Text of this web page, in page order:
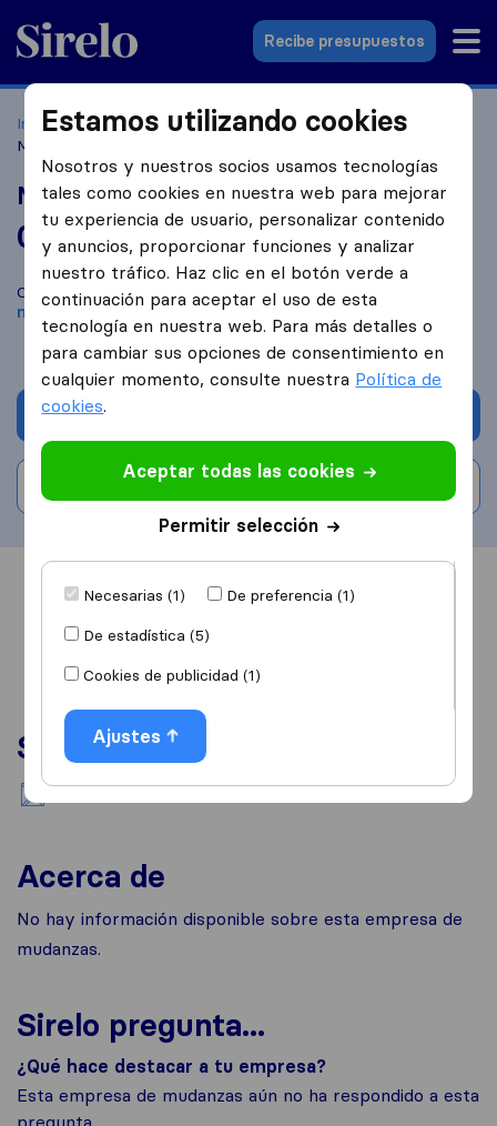
Sirelo.es
Recibe presupuestos
Inicio Empresas de mudanzas
Sant Quirze del Vallès
Mudanzas Sant Cugat
Mudanzas Sant Cugat
0,0 basado en0
reseñas de Sirelo y Google
i
Compara Mudanzas Sant Cugat con otrasempresas de
mudanzasdeSant Quirze del Vallès
Escribe una valoración
Información Valoraciones
Servicios
Acerca de
No hay información disponible sobre esta empresa de
mudanzas.
Sirelo pregunta...
¿Qué hace destacar a tu empresa?
Esta empresa de mudanzas aún no ha respondido a esta
pregunta.
Estamos utilizando cookies
Nosotros y nuestros socios usamos tecnologías
tales como cookies en nuestra web para mejorar
tu experiencia de usuario, personalizar contenido
y anuncios, proporcionar funciones y analizar
nuestro tráfico. Haz clic en el botón verde a
continuación para aceptar el uso de esta
tecnología en nuestra web. Para más detalles o
para cambiar sus opciones de consentimiento en
cualquier momento, consulte nuestra Política de
cookies.
Aceptar todas las cookies
Permitir selección
Necesarias (1)
De preferencia (1)
De estadística (5)
Cookies de publicidad (1)
Ajustes